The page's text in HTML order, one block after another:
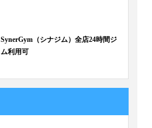
SynerGym（シナジム）全店24時間ジ
ム利用可